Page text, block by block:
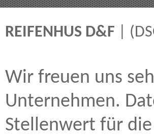
REIFENHUS D&F |
Wir freuen uns
Unternehmen.
Stellenwert für